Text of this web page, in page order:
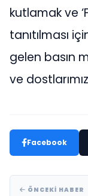
kutlamak ve
tanıtılması
gelen basın
ve
Facebook
ÖNCEKI HABER